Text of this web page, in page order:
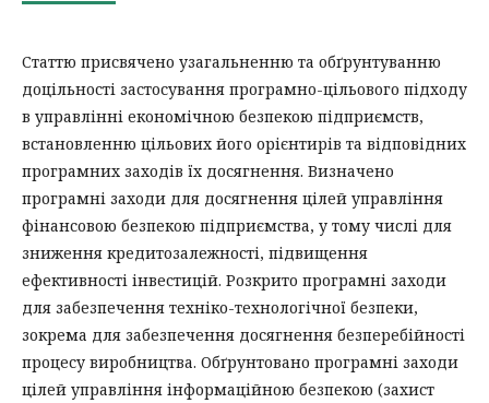
Статтю присвячено узагальненню та обґрунтуванню
доцільності застосування програмно-цільового підходу
в управлінні економічною безпекою підприємств,
встановленню цільових його орієнтирів та відповідних
програмних заходів їх досягнення. Визначено
програмні заходи для досягнення цілей управління
фінансовою безпекою підприємства, у тому числі для
зниження кредитозалежності, підвищення
ефективності інвестицій. Розкрито програмні заходи
для забезпечення техніко-технологічної безпеки,
зокрема для забезпечення досягнення безперебійності
процесу виробництва. Обґрунтовано програмні заходи
цілей управління інформаційною безпекою (захист